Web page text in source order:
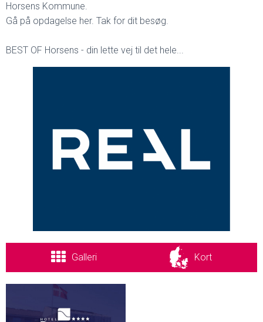
Horsens Kommune.
Gå på opdagelse her. Tak for dit besøg.
BEST OF Horsens - din lette vej til det hele...
Galleri Kort